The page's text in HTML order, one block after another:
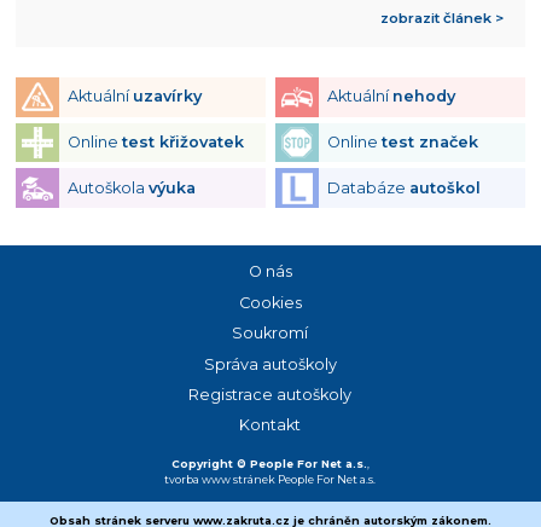
zobrazit článek >
Aktuální uzavírky Aktuální nehody
Onlinetest křižovatek Onlinetest značek
Autoškola výuka Databáze autoškol
Copyright © People For Net a.s.
tvorba www stránek People For Net a.s.
O nás
Cookies
Soukromí
Správa autoškoly
Registrace autoškoly
Kontakt
Obsah stránek serveru www.zakruta.cz je chráněn autorským zákonem.